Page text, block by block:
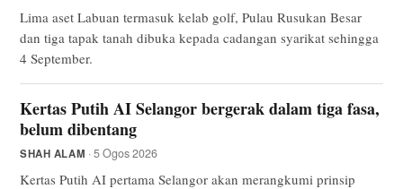
Lima aset Labuan termasuk kelab golf, Pulau Rusukan Besar
dan tiga tapak tanah dibuka kepada cadangan syarikat sehingga
4 September.
Kertas Putih AI Selangor bergerak dalam tiga fasa,
belum dibentang
SHAH ALAM · 5 Ogos 2026
Kertas Putih AI pertama Selangor akan merangkumi prinsip